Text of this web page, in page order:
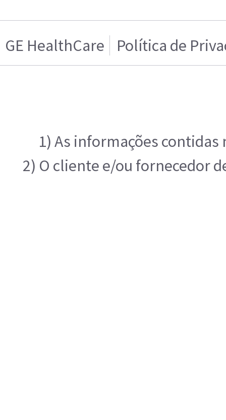
GE HealthCare Política de
1) As informações
2) O cliente e/ou fornecedor